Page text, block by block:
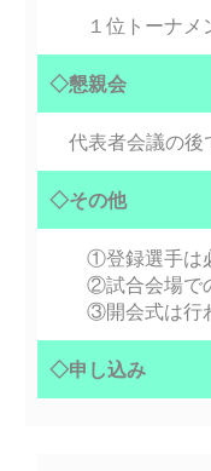
１位トーナ
◇懇親会
代表者会議の後
◇その他
①登録選手は
②試合会場で
③開会式は行
◇申し込み